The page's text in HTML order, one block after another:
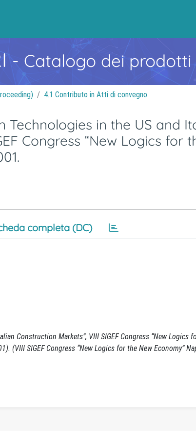
- Catalogo dei prodotti
4.1 Contributo in Atti di convegno
in the US and
Congress “New Logics for
completa (DC)
Construction Markets”, VIII SIGEF Congress “New Logics
(VIII SIGEF Congress “New Logics for the New Economy”